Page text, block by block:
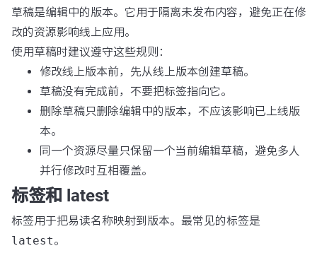
草稿是编辑中的版本。它用于隔离未发布内容，避免正在修
改的资源影响线上应用。
使用草稿时建议遵守这些规则：
修改线上版本前，先从线上版本创建草稿。
草稿没有完成前，不要把标签指向它。
删除草稿只删除编辑中的版本，不应该影响已上线版
本。
同一个资源尽量只保留一个当前编辑草稿，避免多人
并行修改时互相覆盖。
标签和 latest
标签用于把易读名称映射到版本。最常见的标签是
latest。